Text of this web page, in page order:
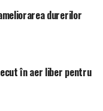
durerilor
în aer liber pentru